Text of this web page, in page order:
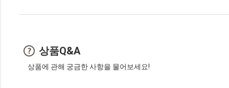
상품Q&A
상품에 관해 궁금한 사항을 물어보세요!